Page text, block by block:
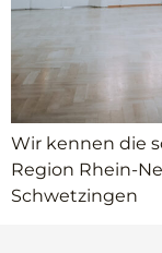
Wir kennen die
Region Rhein-
Schwetzingen